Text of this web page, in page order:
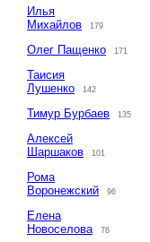
Илья
Михайлов
179
Олег Пащенко 171
Таисия
Лушенко
142
Тимур Бурбаев 135
Алексей
Шаршаков
101
Рома
Воронежский
96
Елена
Новоселова
76